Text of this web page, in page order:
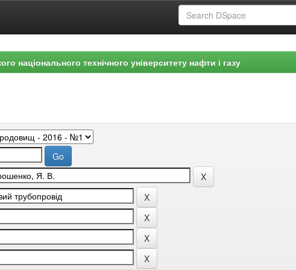
національного технічного університету нафти і газу